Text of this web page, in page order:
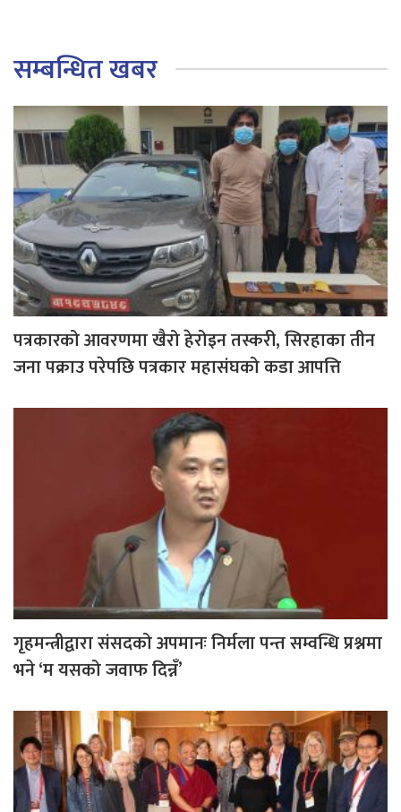
सम्बन्धित खबर
पत्रकारको आवरणमा खैरो हेरोइन तस्करी, सिरहाका तीन
जना पक्राउ परेपछि पत्रकार महासंघको कडा आपत्ति
गृहमन्त्रीद्वारा संसदको अपमानः निर्मला पन्त सम्वन्धि प्रश्नमा
भने ‘म यसको जवाफ दिन्नँ’